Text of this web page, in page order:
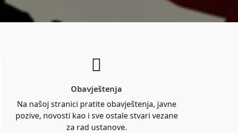
Obavještenja
Na našoj stranici pratite obavještenja, javne
pozive, novosti kao i sve ostale stvari vezane
za rad ustanove.